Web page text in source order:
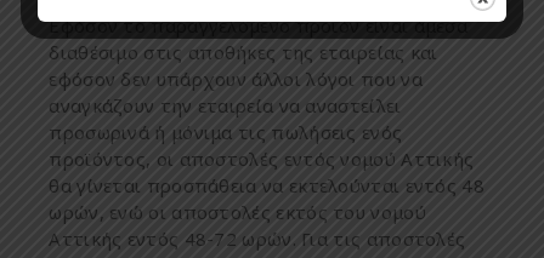
Εφόσον τοπαραγγελόμενοπροϊόν είναι άμεσα
διαθέσι μο στις αποθήκες της εταιρείας και
εφόσον δεν υπάρχουν άλλοι λόγοι που να
αναγκάζουν την εταιρεία να αναστείλει
προσωρινά ή μόνι μα τις πωλήσεις ενός
προϊόντος, οι αποστολές εντός νομού Αττικής
θα γίνεται προσπάθεια να εκτελούνται εντός 48
ωρών, ενώ οι αποστολές εκτός του νομού
Αττικής εντός 48-72 ωρών. Για τις αποστολές